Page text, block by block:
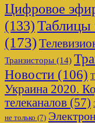
Цифровое
(133)Таблицы
(173)
Транзисторы (14)
Новости (106)
Украина 2020.
телеканалов (57)
не только (7)